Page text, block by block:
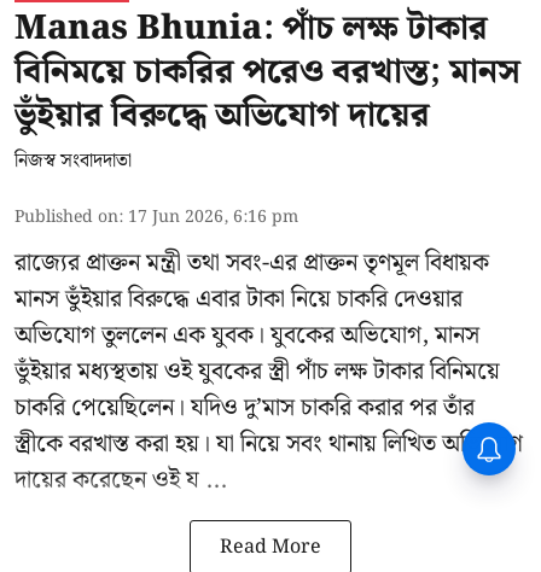
Manas Bhunia: পাঁচ লক্ষ টাকার
বিনিময়ে চাকরির পরেও বরখাস্ত; মানস
ভুঁইয়ার বিরুদ্ধে অভিযোগ দায়ের
নিজস্ব সংবাদদাতা
Published on: 17 Jun 2026, 6:16 pm
রাজ্যের প্রাক্তন মন্ত্রী তথা সবং-এর প্রাক্তন তৃণমূল বিধায়ক
মানস ভুঁইয়ারবিরুদ্ধে এবার টাকা নিয়ে চাকরি দেওয়ার
অভিযোগ তুললেন এক যুবক। যুবকের অভিযোগ, মানস
ভুঁইয়ার মধ্যস্থতায় ওই যুবকের স্ত্রী পাঁচ লক্ষ টাকার বিনিময়ে
চাকরি পেয়েছিলেন। যদিও দু’মাস চাকরি করার পর তাঁর
স্ত্রীকে বরখাস্ত করা হয়। যা নিয়ে সবং থানায় লিখিত অভিযোগ
দায়ের করেছেন ওই য ...
Read More
CPIM: ৬০ লক্ষ নাম বিবেচনাধীন রেখে